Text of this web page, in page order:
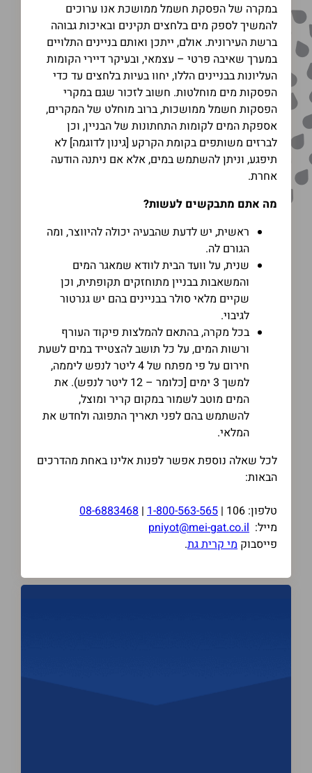
במקרה של הפסקת חשמל ממושכת אנו ערוכים
להמשיך לספק מים בלחצים תקינים ובאיכות גבוהה
ברשת העירונית. אולם, ייתכן ואותם בניינים התלויים
במערך שאיבה פרטי – עצמאי, ובעיקר דיירי הקומות
העליונות בבניינים הללו, יחוו בעיות בלחצים עד כדי
הפסקות מים מוחלטות. חשוב לזכור שגם במקרי
הפסקות חשמל ממושכות, ברוב מוחלט של המקרים,
אספקת המים לקומות התחתונות של הבניין, וכן
לברזים משותפים בקומת הקרקע [גינון לדוגמה] לא
תיפגע, וניתן להשתמש במים, אלא אם ניתנה הודעה
אחרת.
מה אתם מתבקשים לעשות?
ראשית, יש לדעת שהבעיה יכולה להיווצר, ומה
הגורם לה.
שנית, על וועד הבית לוודא שמאגר המים
והמשאבות בבניין מתוחזקים תקופתית, וכן
שקיים מלאי סולר בבניינים בהם יש גנרטור
לגיבוי.
בכל מקרה, בהתאם להמלצות פיקוד העורף
ורשות המים, על כל תושב להצטייד במים לשעת
חירום על פי מפתח של 4 ליטר לנפש ליממה,
למשך 3 ימים [כלומר – 12 ליטר לנפש). את
המים מוטב לשמור במקום קריר ומוצל,
להשתמש בהם לפני תאריך התפוגה ולחדש את
המלאי.
לכל שאלה נוספת אפשר לפנות אלינו באחת מהדרכים
הבאות:
טלפון: 106 |
1-800-563-565
|
08-6883468
מייל: pniyot@mei-gat.co.il
פייסבוק מי קרית גת.